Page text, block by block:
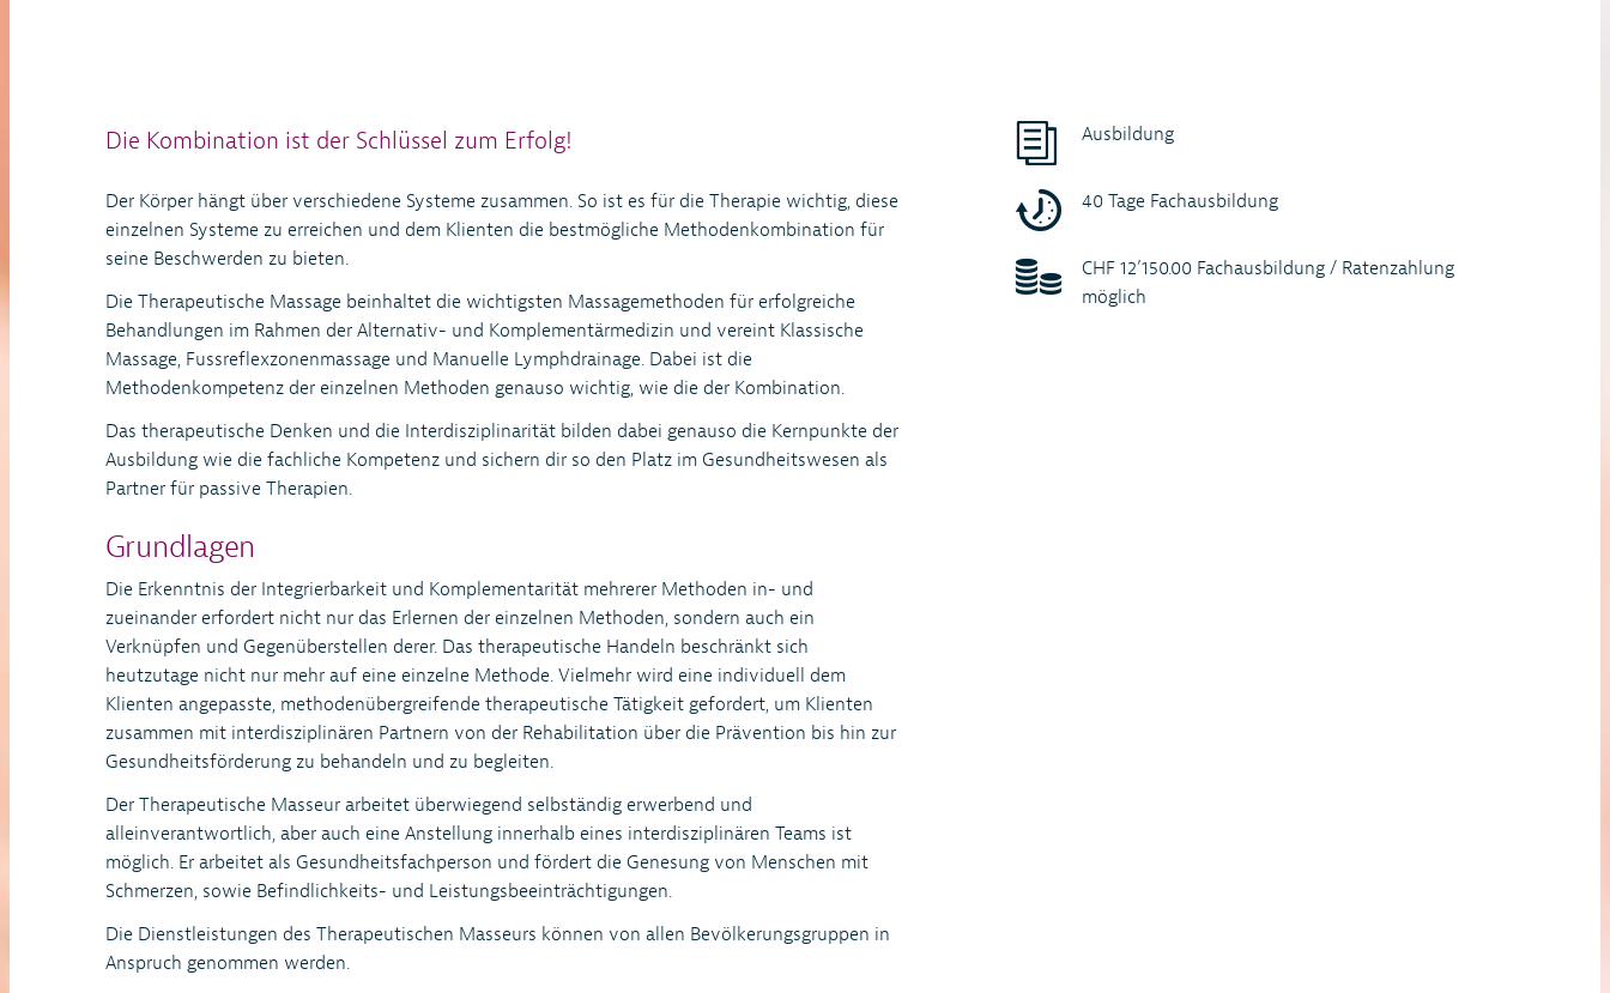
Ausbildung
40 Tage Fachausbildung
CHF 12’150.00 Fachausbildung / Ratenzahlung
möglich
Die Kombination ist der Schlüssel zum Erfolg!
Der Körper hängt über verschiedene Systeme zusammen. So ist es für die Therapie wichtig, diese
einzelnen Systeme zu erreichen und dem Klienten die bestmögliche Methodenkombination für
seine Beschwerden zu bieten.
Die Therapeutische Massage beinhaltet die wichtigsten Massagemethoden für erfolgreiche
Behandlungen im Rahmen der Alternativ- und Komplementärmedizin und vereint Klassische
Massage, Fussreflexzonenmassage und Manuelle Lymphdrainage. Dabei ist die
Methodenkompetenz der einzelnen Methoden genauso wichtig, wie die der Kombination.
Das therapeutische Denken und die Interdisziplinarität bilden dabei genauso die Kernpunkte der
Ausbildung wie die fachliche Kompetenz und sichern dir so den Platz im Gesundheitswesen als
Partner für passive Therapien.
Grundlagen
Die Erkenntnis der Integrierbarkeit und Komplementarität mehrerer Methoden in- und
zueinander erfordert nicht nur das Erlernen der einzelnen Methoden, sondern auch ein
Verknüpfen und Gegenüberstellen derer. Das therapeutische Handeln beschränkt sich
heutzutage nicht nur mehr auf eine einzelne Methode. Vielmehr wird eine individuell dem
Klienten angepasste, methodenübergreifende therapeutische Tätigkeit gefordert, um Klienten
zusammen mit interdisziplinären Partnern von der Rehabilitation über die Prävention bis hin zur
Gesundheitsförderung zu behandeln und zu begleiten.
Der Therapeutische Masseur arbeitet überwiegend selbständig erwerbend und
alleinverantwortlich, aber auch eine Anstellung innerhalb eines interdisziplinären Teams ist
möglich. Er arbeitet als Gesundheitsfachperson und fördert die Genesung von Menschen mit
Schmerzen, sowie Befindlichkeits- und Leistungsbeeinträchtigungen.
Die Dienstleistungen des Therapeutischen Masseurs können von allen Bevölkerungsgruppen in
Anspruch genommen werden.